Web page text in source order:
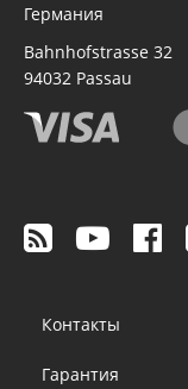
Германия
Bahnhofstrasse 32
94032 Passau
menu
Контакты
Гарантия